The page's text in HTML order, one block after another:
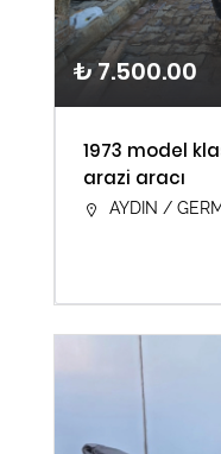
₺ 7.500.00
1973 model
arazi aracı
AYDIN /